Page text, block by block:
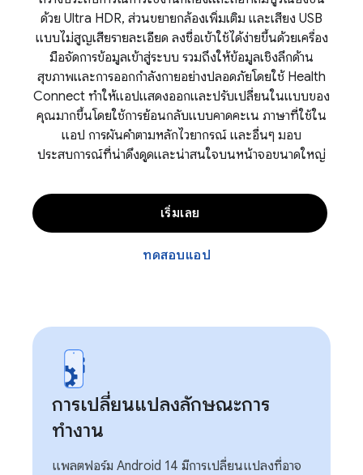
ด้วย Ultra HDR, ส่วนขยายกล้องเพิ่มเติม และเสียง USB
แบบไม่สูญเสียรายละเอียด ลงชื่อเข้าใช้ได้ง่ายขึ้นด้วยเครื่อง
มือจัดการข้อมูลเข้าสู่ระบบ รวมถึงให้ข้อมูลเชิงลึกด้าน
สุขภาพและการออกกำลังกายอย่างปลอดภัยโดยใช้ Health
Connect ทำให้แอปแสดงออกและปรับเปลี่ยนในแบบของ
คุณมากขึ้นโดยใช้การย้อนกลับแบบคาดคะเน ภาษาที่ใช้ใน
แอป การผันคำตามหลักไวยากรณ์ และอื่นๆ มอบ
ประสบการณ์ที่น่าดึงดูดและน่าสนใจบนหน้าจอขนาดใหญ่
เริ่มเลย
ทดสอบแอป
การเปลี่ยนแปลงลักษณะการ
ทำงาน
แพลตฟอร์ม Android 14 มีการเปลี่ยนแปลงที่อาจ